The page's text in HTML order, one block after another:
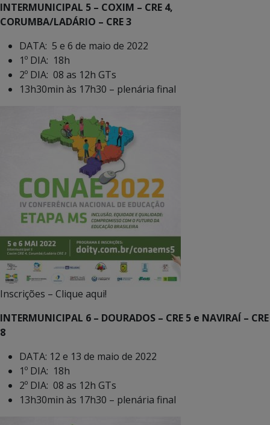
INTERMUNICIPAL 5 – COXIM – CRE 4,
CORUMBA/LADÁRIO – CRE 3
DATA: 5 e 6 de maio de 2022
1º DIA: 18h
2º DIA: 08 as 12h GTs
13h30min às 17h30 – plenária final
Inscrições – Clique aqui!
INTERMUNICIPAL 6 – DOURADOS – CRE 5 e NAVIRAÍ – CRE
8
DATA: 12 e 13 de maio de 2022
1º DIA: 18h
2º DIA: 08 as 12h GTs
13h30min às 17h30 – plenária final